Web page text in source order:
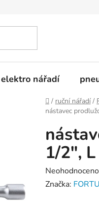
elektro nářadí
Domů
/ ruční nářadí /
nástavec
1/2",
Průměrné
hodnocení
Neohodnoceno
Značka: